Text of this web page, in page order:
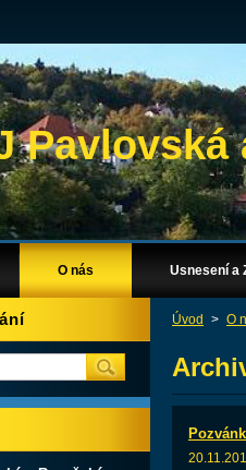
Pavlovská
O nás Usnesení a
Úvod > O